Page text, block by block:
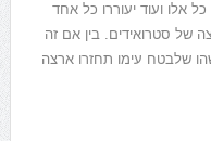
אלו ועוד יעוררו כל אחד
של סטרואידים. בין אם זה
שלבטח עימו תחזרו ארצה